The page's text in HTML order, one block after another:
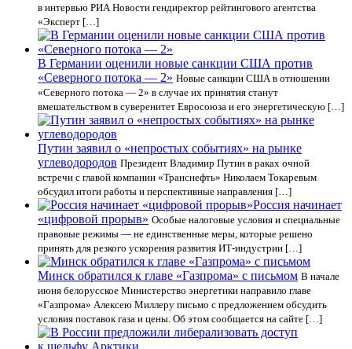
в интервью РИА Новости гендиректор рейтингового агентства
«Эксперт […]
В Германии оценили новые санкции США против
«Северного потока — 2» Новые санкции США в отношении
«Северного потока — 2» в случае их принятия станут
вмешательством в суверенитет Евросоюза и его энергетическую […]
Путин заявил о «непростых событиях» на рынке
углеводородов Президент Владимир Путин в раках очной
встречи с главой компании «Транснефть» Николаем Токаревым
обсудил итоги работы и перспективные направления […]
Россия начинает
«цифровой прорыв» Особые налоговые условия и специальные
правовые режимы — не единственные меры, которые решено
принять для резкого ускорения развития ИТ-индустрии […]
Минск обратился к главе «Газпрома» с письмом В начале
июня белорусское Министерство энергетики направило главе
«Газпрома» Алексею Миллеру письмо с предложением обсудить
условия поставок газа и цены. Об этом сообщается на сайте […]